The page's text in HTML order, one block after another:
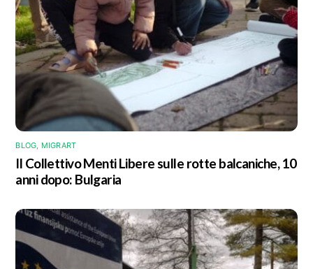
BLOG, MIGRART
Il Collettivo Menti Libere sulle rotte balcaniche, 10
anni dopo: Bulgaria